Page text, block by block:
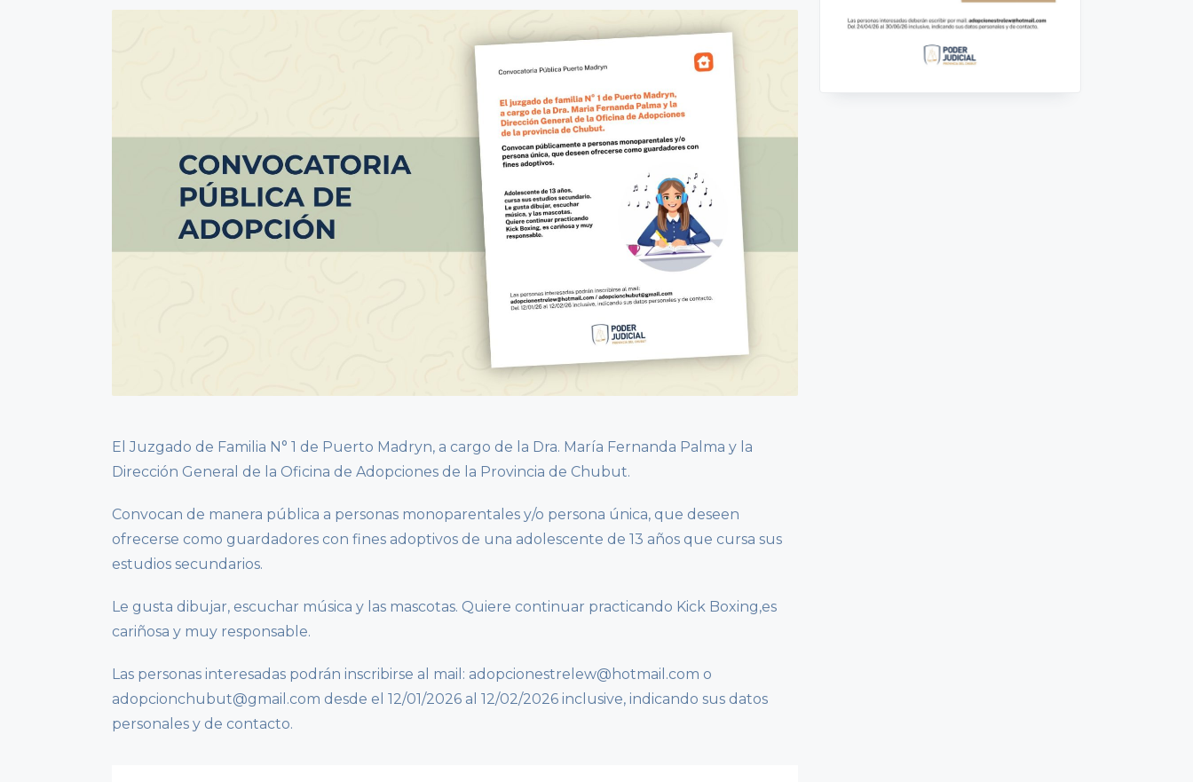
El Juzgado de Familia N° 1 de Puerto Madryn, a cargo de la Dra. María Fernanda Palma y la
Dirección General de la Oficina de Adopciones de la Provincia de Chubut.
Convocan de manera pública a personas monoparentales y/o persona única, que deseen
ofrecerse como guardadores con fines adoptivos de una adolescente de 13 años que cursa sus
estudios secundarios.
Le gusta dibujar, escuchar música y las mascotas. Quiere continuar practicando Kick Boxing,es
cariñosa y muy responsable.
Las personas interesadas podrán inscribirse al mail: adopcionestrelew@hotmail.com o
adopcionchubut@gmail.com desde el 12/01/2026 al 12/02/2026 inclusive, indicando sus datos
personales y de contacto.